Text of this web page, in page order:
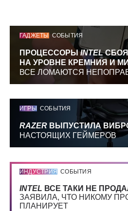
ГАДЖЕТЫ СОБЫТИЯ
ПРОЦЕССОРЫINTEL
НА УРОВНЕ КРЕМНИЯ И
ВСЕ ЛОМАЮТСЯ
ИГРЫ СОБЫТИЯ
RAZER ВЫПУСТИЛА
НАСТОЯЩИХ ГЕЙМЕРОВ
ИНДУСТРИЯ СОБЫТИЯ
INTEL ВСЕ ТАКИ НЕ
ЗАЯВИЛА, ЧТО НИКОМУ
ПЛАНИРУЕТ